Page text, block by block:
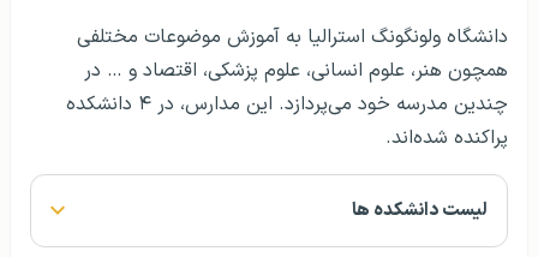
دانشگاه ولونگونگ استرالیا به آموزش موضوعات مختلفی
همچون هنر، علوم انسانی، علوم پزشکی، اقتصاد و … در
چندین مدرسه خود می‌پردازد. این مدارس، در ۴ دانشکده
پراکنده شده‌اند.
لیست دانشکده ها